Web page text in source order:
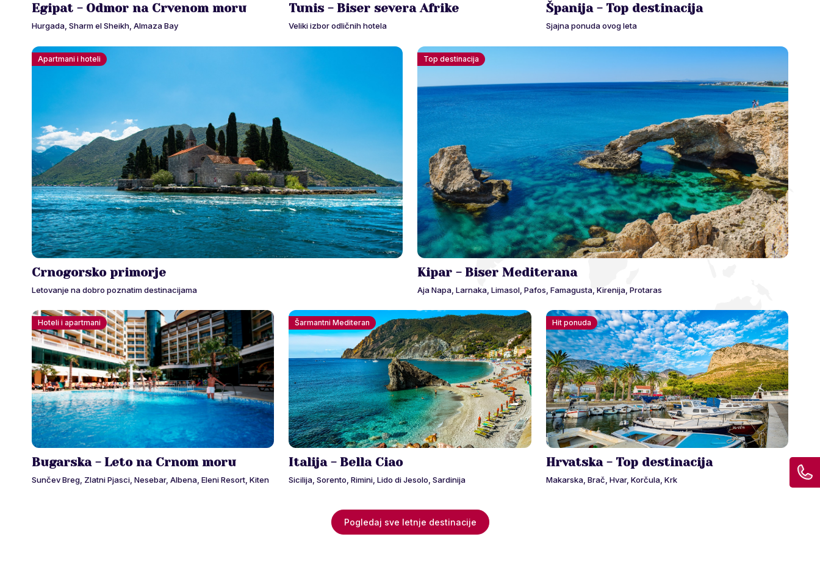
Egipat - Odmor na Crvenom moru
Hurgada, Sharm el Sheikh, Almaza Bay
Tunis - Biser severa Afrike
Veliki izbor odličnih hotela
Španija - Top destinacija
Sjajna ponuda ovog leta
Apartmani i hoteli
Crnogorsko primorje
Letovanje na dobro poznatim destinacijama
Top destinacija
Kipar - Biser Mediterana
Aja Napa, Larnaka, Limasol, Pafos, Famagusta, Kirenija, Protaras
Hoteli i apartmani
Bugarska - Leto na Crnom moru
Sunčev Breg, Zlatni Pjasci, Nesebar, Albena, Eleni Resort, Kiten
Šarmantni Mediteran
Italija - Bella Ciao
Sicilija, Sorento, Rimini, Lido di Jesolo, Sardinija
Hit ponuda
Hrvatska - Top destinacija
Makarska, Brač, Hvar, Korčula, Krk
Pogledaj sve letnje destinacije